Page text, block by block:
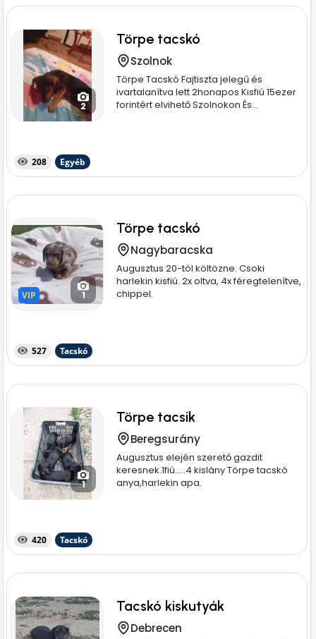
2
Törpe tacskó
Szolnok
Törpe Tacskó Fajtiszta jelegű és
ivartalanítva lett 2honapos Kisfiú 15ezer
forintért elvihető Szolnokon És...
208 Egyéb
VIP
VIP 1
Törpe tacskó
Nagybaracska
Augusztus 20-tól költözne. Csoki
harlekin kisfiú. 2x oltva, 4x féregtelenítve,
chippel.
527 Tacskó
1
Törpe tacsik
Beregsurány
Augusztus elején szerető gazdit
keresnek.1fiú.....4 kislány Törpe tacskó
anya,harlekin apa.
420 Tacskó
Tacskó kiskutyák
Debrecen